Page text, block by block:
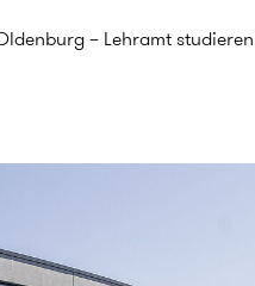
– Lehramt